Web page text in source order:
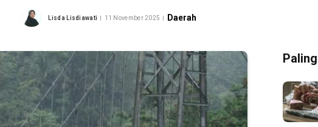
Lisda Lisdiawati 11 November 2025 Daerah